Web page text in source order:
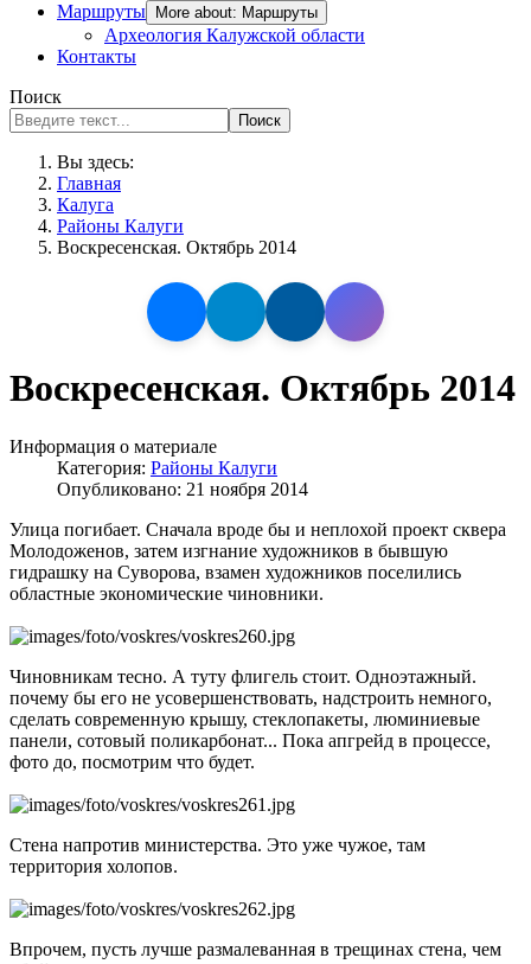
Маршруты
More about: Маршруты
Археология Калужской области
Контакты
Поиск
Поиск
Вы здесь:
Главная
Калуга
Районы Калуги
Воскресенская. Октябрь 2014
Воскресенская. Октябрь 2014
Информация о материале
Категория: Районы Калуги
Опубликовано: 21 ноября 2014
Улица погибает. Сначала вроде бы и неплохой проект сквера
Молодоженов, затем изгнание художников в бывшую
гидрашку на Суворова, взамен художников поселились
областные экономические чиновники.
Чиновникам тесно. А туту флигель стоит. Одноэтажный.
почему бы его не усовершенствовать, надстроить немного,
сделать современную крышу, стеклопакеты, люминиевые
панели, сотовый поликарбонат... Пока апгрейд в процессе,
фото до, посмотрим что будет.
Стена напротив министерства. Это уже чужое, там
территория холопов.
Впрочем, пусть лучше размалеванная в трещинах стена, чем